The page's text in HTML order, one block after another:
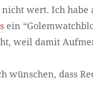
wert. Ich habe
ein
weil damit
wünschen, dass